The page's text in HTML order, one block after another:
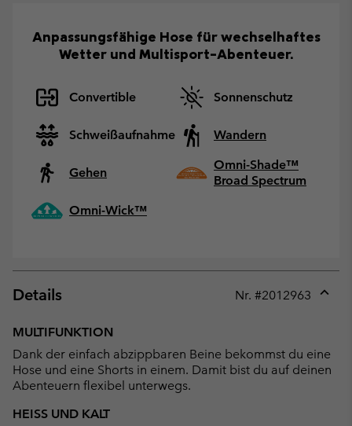
Anpassungsfähige Hose für wechselhaftes
Wetter und Multisport-Abenteuer.
Convertible Sonnenschutz
Schweißaufnahme Wandern
Gehen
Omni-Shade™
Broad Spectrum
Omni-Wick™
Details Nr. #2012963
MULTIFUNKTION
Dank der einfach abzippbaren Beine bekommst du eine
Hose und eine Shorts in einem. Damit bist du auf deinen
Abenteuern flexibel unterwegs.
HEISS UND KALT